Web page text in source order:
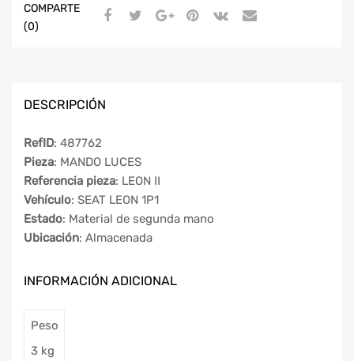
COMPARTE
(0)
DESCRIPCIÓN
RefID: 487762
Pieza: MANDO LUCES
Referencia pieza: LEON II
Vehículo: SEAT LEON 1P1
Estado: Material de segunda mano
Ubicación: Almacenada
INFORMACIÓN ADICIONAL
Peso
3 kg